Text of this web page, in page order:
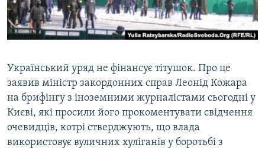
ВІДЕОУРОКИ «ELIFBE»
СВІДЧЕННЯ ОКУПАЦІЇ
ІНФОГРАФІКА
Русский
Qırımtatar
ДОЛУЧАЙСЯ!
Усі сайти RFE/RL
Український уряд не фінансує тітушок. Про це
заявив міністр закордонних справ Леонід Кожара
на брифінгу з іноземними журналістами сьогодні у
Києві, які просили його прокоментувати свідчення
очевидців, котрі стверджують, що влада
використовує вуличних хуліганів у боротьбі з